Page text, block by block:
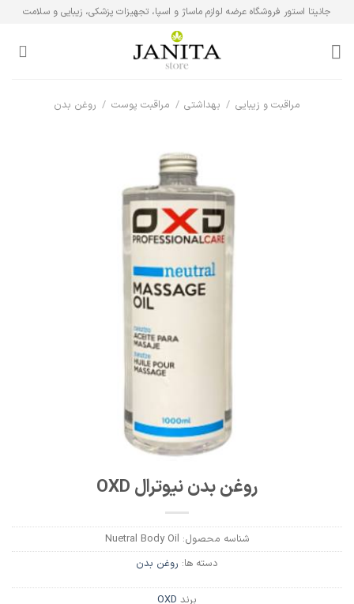
content
جانیتا استور فروشگاه عرضه لوازم ماساژ و اسپا، تجهیزات پزشکی، زیبایی و سلامت
مراقبت و زیبایی / بهداشتی / مراقبت پوست / روغن بدن
روغن بدن نیوترال OXD
شناسه محصول: Nuetral Body Oil
دسته ها: روغن بدن
برند OXD